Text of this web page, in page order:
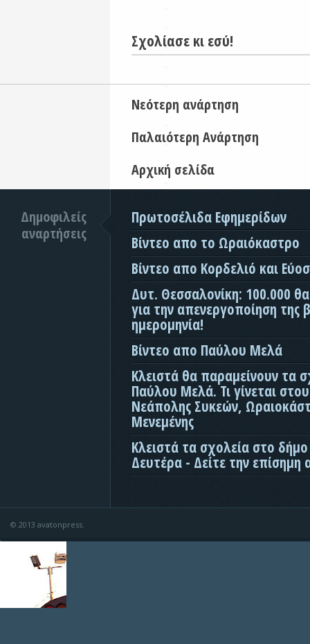
Σχολίασε κι εσύ!
Νεότερη ανάρτηση
Παλαιότερη Ανάρτηση
Αρχική σελίδα
Δημοφιλείς
αναρτήσεις
Πρωτοσέλιδα Εφημερίδων
Βίντεο απο το Ωραιόκαστρο
Βίντεο απο Κορδελιό και
Δυτ. Θεσσαλονίκη: 100.000
για την απενεργοποίηση της
ημερομηνία!
Βίντεο απο Παύλου Μελά
Κλειστά θα παραμείνουν τα
Παύλου Μελά. Τι γίνεται
Νεάπολης Συκεών,
Μενεμένης
Κλειστά τα σχολεία στο
Δευτέρα - Δείτε την επίσημη
© 2013 avatonpress.